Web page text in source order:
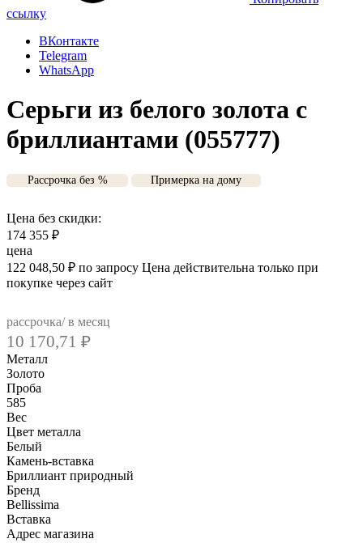
ссылку
ВКонтакте
Telegram
WhatsApp
Серьги из белого золота с
бриллиантами (055777)
Рассрочка без % Примерка на дому
Цена без скидки:
174 355 ₽
цена
122 048,50 ₽ по запросу Цена действительна только при
покупке через сайт
рассрочка/ в месяц
10 170,71 ₽
Металл
Золото
Проба
585
Вес
Цвет металла
Белый
Камень-вставка
Бриллиант природный
Бренд
Bellissima
Вcтавка
Адрес магазина